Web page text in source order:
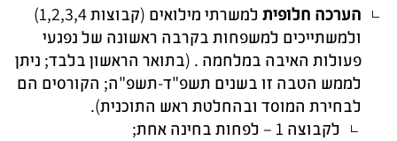
הערכה חלופית
למשרתי מילואים (קבוצות 1,2,3,4)
ולמשתייכים למשפחות בקרבה ראשונה של נפגעי
פעולות האיבה במלחמה . (בתואר הראשון בלבד; ניתן
לממש הטבה זו בשנים תשפ"ד-תשפ"ה; הקורסים הם
לבחירת המוסד ובהחלטת ראש התוכנית).
לקבוצה 1 – לפחות בחינה אחת;